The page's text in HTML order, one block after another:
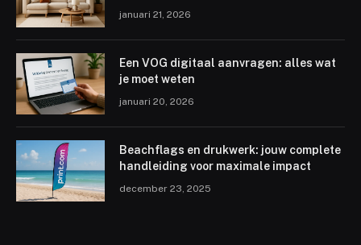
januari 21, 2026
Een VOG digitaal aanvragen: alles wat
je moet weten
januari 20, 2026
Beachflags en drukwerk: jouw complete
handleiding voor maximale impact
december 23, 2025